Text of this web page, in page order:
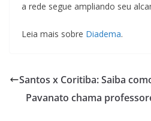
a rede segue ampliando seu
Leia mais sobre Diadema.
Santos x Coritiba: Saiba
Pavanato chama